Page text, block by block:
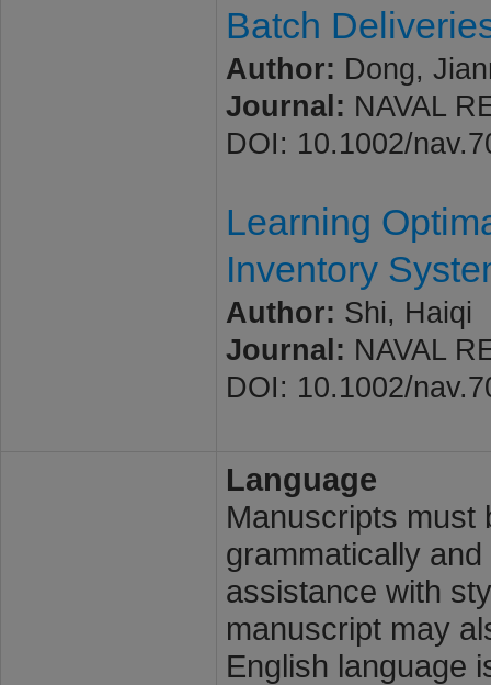
Batch
Author: Dong,
Journal: NAVAL
DOI: 10.1002/
Learning
Inventory
Author: Shi, Haiqi
Journal: NAVAL
DOI: 10.1002/
Language
Manuscripts must
grammatically
assistance with
manuscript may
English language